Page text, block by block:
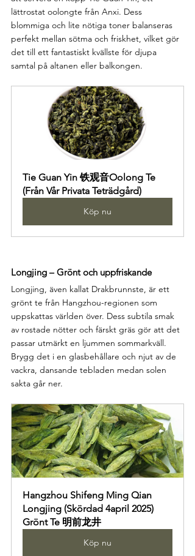
lättrostat oolongte från Anxi. Dess
blommiga och lite nötiga toner balanseras
perfekt mellan sötma och friskhet, vilket gör
det till ett fantastiskt kvällste för djupa
samtal på altanen eller balkongen.
Tie Guan Yin 铁观音Oolong Te
(Från Vår Privata Teträdgård)
Köp nu
Longjing – Grönt och uppfriskande
Longjing, även kallat Drakbrunnste, är ett
grönt te från Hangzhou-regionen som
uppskattas världen över. Dess subtila smak
av rostade nötter och färskt gräs gör att det
passar utmärkt en ljummen sommarkväll.
Brygg det i en glasbehållare och njut av de
vackra, dansande tebladen medan solen
sakta går ner.
Hangzhou Shifeng Ming Qian
Longjing (Skördad 4april 2025)
Grönt Te 明前龙井
Köp nu